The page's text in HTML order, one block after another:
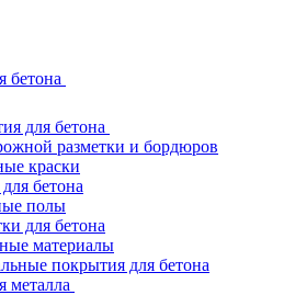
бетона
для бетона
разметки и бордюров
краски
бетона
полы
для бетона
материалы
покрытия для бетона
металла